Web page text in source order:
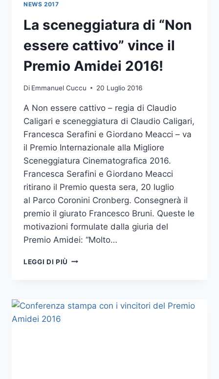
NEWS 2017
La sceneggiatura di “Non
essere cattivo” vince il
Premio Amidei 2016!
Di Emmanuel Cuccu 20 Luglio 2016
A Non essere cattivo – regia di Claudio
Caligari e sceneggiatura di Claudio Caligari,
Francesca Serafini e Giordano Meacci – va
il Premio Internazionale alla Migliore
Sceneggiatura Cinematografica 2016.
Francesca Serafini e Giordano Meacci
ritirano il Premio questa sera, 20 luglio
al Parco Coronini Cronberg. Consegnerà il
premio il giurato Francesco Bruni. Queste le
motivazioni formulate dalla giuria del
Premio Amidei: “Molto…
LEGGI DI PIÙ LA
CATTIVO”